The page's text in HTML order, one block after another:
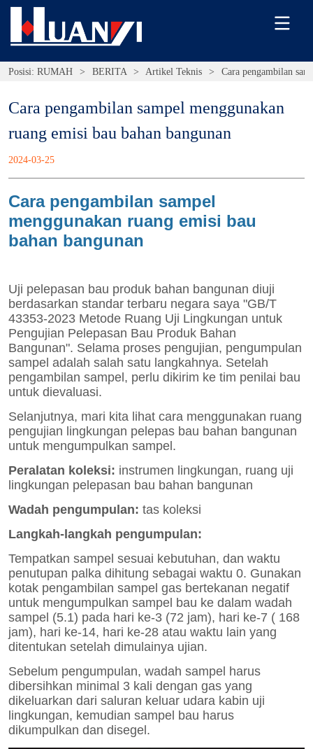
Posisi: RUMAH > BERITA > Artikel Teknis > Cara pengambilan
Cara pengambilan sampel menggunakan
ruang emisi bau bahan bangunan
2024-03-25